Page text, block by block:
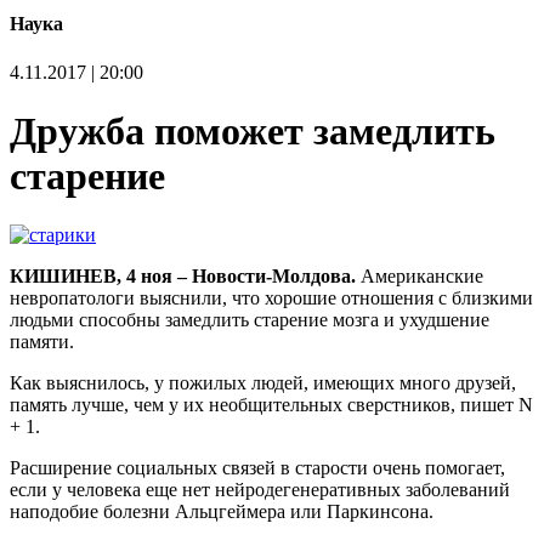
Наука
4.11.2017 | 20:00
Дружба поможет замедлить
старение
КИШИНЕВ, 4 ноя – Новости-Молдова. Американские
невропатологи выяснили, что хорошие отношения с близкими
людьми способны замедлить старение мозга и ухудшение
памяти.
Как выяснилось, у пожилых людей, имеющих много друзей,
память лучше, чем у их необщительных сверстников, пишет N
+ 1.
Расширение социальных связей в старости очень помогает,
если у человека еще нет нейродегенеративных заболеваний
наподобие болезни Альцгеймера или Паркинсона.